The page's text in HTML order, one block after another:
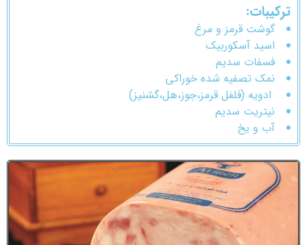
ترکیبات:
گوشت قرمز و مرغ
اسید آسکوربیک
فسفات سدیم
نمک تصفیه شده خوراکی
ادویه (فلفل قرمز،جوز،هل،گشنیز)
نیتریت سدیم
آب و یخ